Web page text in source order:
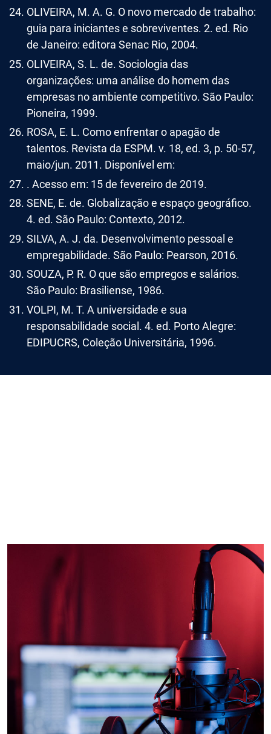
OLIVEIRA, M. A. G. O novo mercado de trabalho:
guia para iniciantes e sobreviventes. 2. ed. Rio
de Janeiro: editora Senac Rio, 2004.
OLIVEIRA, S. L. de. Sociologia das
organizações: uma análise do homem das
empresas no ambiente competitivo. São Paulo:
Pioneira, 1999.
ROSA, E. L. Como enfrentar o apagão de
talentos. Revista da ESPM. v. 18, ed. 3, p. 50-57,
maio/jun. 2011. Disponível em:
. Acesso em: 15 de fevereiro de 2019.
SENE, E. de. Globalização e espaço geográfico.
4. ed. São Paulo: Contexto, 2012.
SILVA, A. J. da. Desenvolvimento pessoal e
empregabilidade. São Paulo: Pearson, 2016.
SOUZA, P. R. O que são empregos e salários.
São Paulo: Brasiliense, 1986.
VOLPI, M. T. A universidade e sua
responsabilidade social. 4. ed. Porto Alegre:
EDIPUCRS, Coleção Universitária, 1996.
Imagem de capa